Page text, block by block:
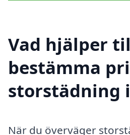
Vad hjälper
bestämma
storstädning
När du överväger